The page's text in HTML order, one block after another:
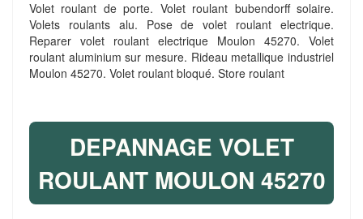
Volet roulant de porte. Volet roulant bubendorff solaire.
Volets roulants alu. Pose de volet roulant electrique.
Reparer volet roulant electrique Moulon 45270. Volet
roulant aluminium sur mesure. Rideau metallique industriel
Moulon 45270. Volet roulant bloqué. Store roulant
DEPANNAGE VOLET
ROULANT MOULON 45270